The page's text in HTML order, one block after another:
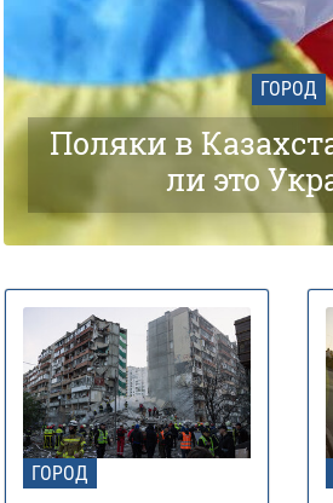
ГОРОД
Поляки в
ли это
ГОРОД